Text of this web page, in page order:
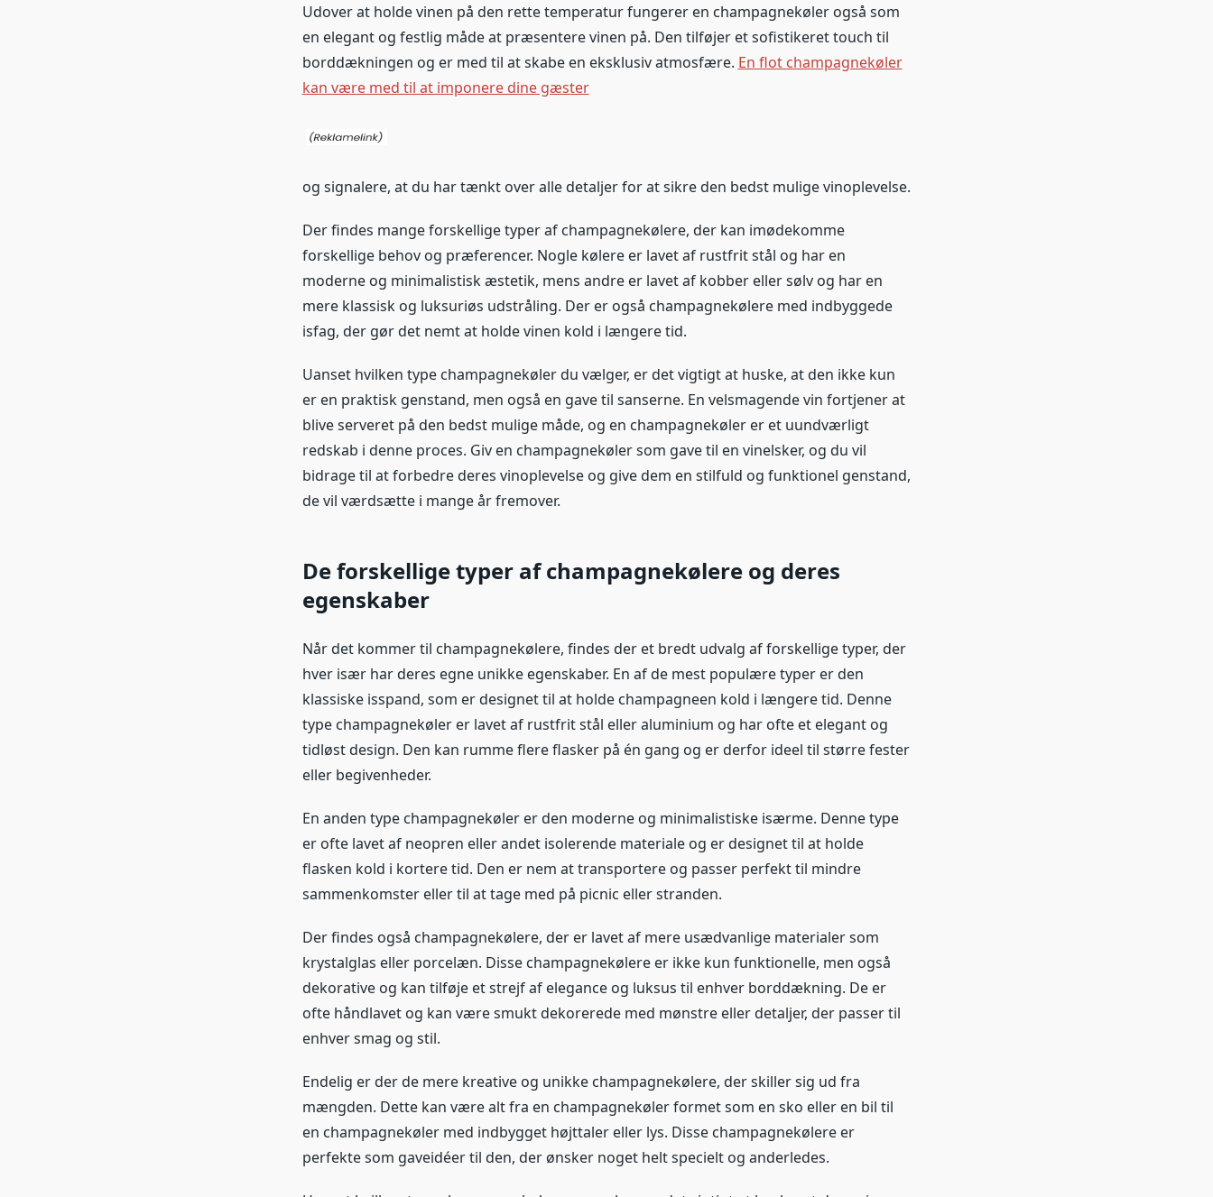
Udover at holde vinen på den rette temperatur fungerer en champagnekøler også som
en elegant og festlig måde at præsentere vinen på. Den tilføjer et sofistikeret touch til
borddækningen og er med til at skabe en eksklusiv atmosfære. En flot champagnekøler
kan være med til at imponere dine gæster
og signalere, at du har tænkt over alle detaljer for at sikre den bedst mulige vinoplevelse.
Der findes mange forskellige typer af champagnekølere, der kan imødekomme
forskellige behov og præferencer. Nogle kølere er lavet af rustfrit stål og har en
moderne og minimalistisk æstetik, mens andre er lavet af kobber eller sølv og har en
mere klassisk og luksuriøs udstråling. Der er også champagnekølere med indbyggede
isfag, der gør det nemt at holde vinen kold i længere tid.
Uanset hvilken type champagnekøler du vælger, er det vigtigt at huske, at den ikke kun
er en praktisk genstand, men også en gave til sanserne. En velsmagende vin fortjener at
blive serveret på den bedst mulige måde, og en champagnekøler er et uundværligt
redskab i denne proces. Giv en champagnekøler som gave til en vinelsker, og du vil
bidrage til at forbedre deres vinoplevelse og give dem en stilfuld og funktionel genstand,
de vil værdsætte i mange år fremover.
De forskellige typer af champagnekølere og deres
egenskaber
Når det kommer til champagnekølere, findes der et bredt udvalg af forskellige typer, der
hver især har deres egne unikke egenskaber. En af de mest populære typer er den
klassiske isspand, som er designet til at holde champagneen kold i længere tid. Denne
type champagnekøler er lavet af rustfrit stål eller aluminium og har ofte et elegant og
tidløst design. Den kan rumme flere flasker på én gang og er derfor ideel til større fester
eller begivenheder.
En anden type champagnekøler er den moderne og minimalistiske isærme. Denne type
er ofte lavet af neopren eller andet isolerende materiale og er designet til at holde
flasken kold i kortere tid. Den er nem at transportere og passer perfekt til mindre
sammenkomster eller til at tage med på picnic eller stranden.
Der findes også champagnekølere, der er lavet af mere usædvanlige materialer som
krystalglas eller porcelæn. Disse champagnekølere er ikke kun funktionelle, men også
dekorative og kan tilføje et strejf af elegance og luksus til enhver borddækning. De er
ofte håndlavet og kan være smukt dekorerede med mønstre eller detaljer, der passer til
enhver smag og stil.
Endelig er der de mere kreative og unikke champagnekølere, der skiller sig ud fra
mængden. Dette kan være alt fra en champagnekøler formet som en sko eller en bil til
en champagnekøler med indbygget højttaler eller lys. Disse champagnekølere er
perfekte som gaveidéer til den, der ønsker noget helt specielt og anderledes.